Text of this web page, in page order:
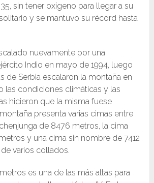
sin tener oxígeno para llegar a su
y se mantuvo su récord hasta
nuevamente por una
Indio en mayo de 1994, luego
de Serbia escalaron la montaña en
las condiciones climáticas y las
hicieron que la misma fuese
presenta varias cimas entre
de 8476 metros, la cima
y una cima sin nombre de 7412
varios collados.
es una de las más altas para